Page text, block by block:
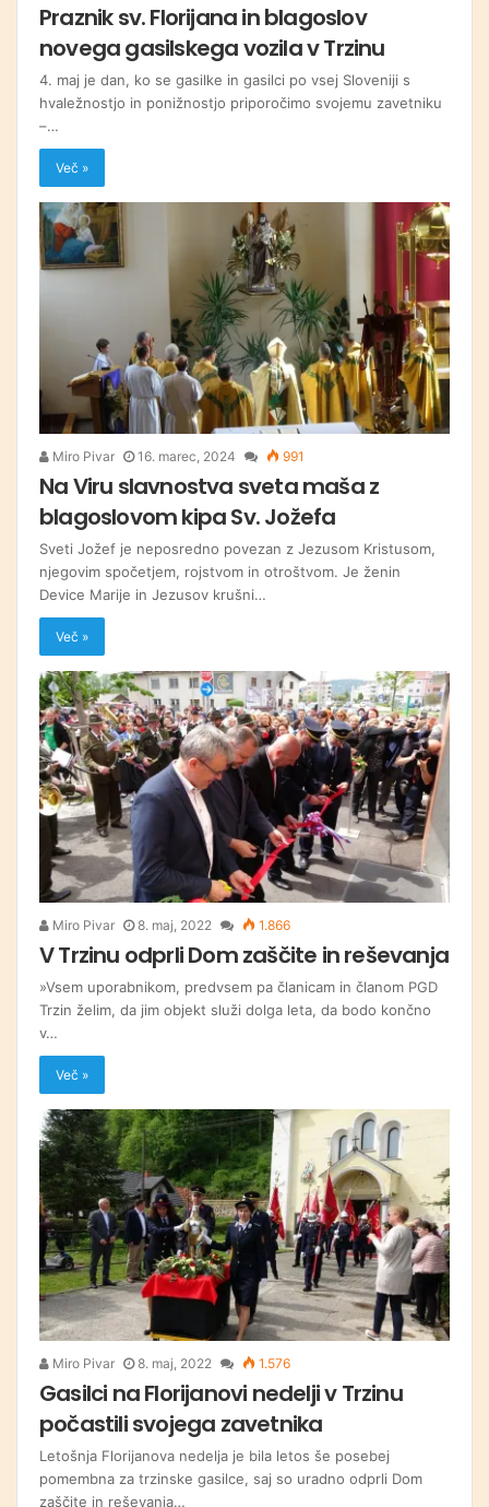
Praznik sv. Florijana in blagoslov
novega gasilskega vozila v Trzinu
4. maj je dan, ko se gasilke in gasilci po vsej Sloveniji s
hvaležnostjo in ponižnostjo priporočimo svojemu zavetniku
–…
Več »
Miro Pivar 16. marec, 2024 991
Na Viru slavnostva sveta maša z
blagoslovom kipa Sv. Jožefa
Sveti Jožef je neposredno povezan z Jezusom Kristusom,
njegovim spočetjem, rojstvom in otroštvom. Je ženin
Device Marije in Jezusov krušni…
Več »
Miro Pivar 8. maj, 2022 1.866
V Trzinu odprli Dom zaščite in reševanja
»Vsem uporabnikom, predvsem pa članicam in članom PGD
Trzin želim, da jim objekt služi dolga leta, da bodo končno
v…
Več »
Miro Pivar 8. maj, 2022 1.576
Gasilci na Florijanovi nedelji v Trzinu
počastili svojega zavetnika
Letošnja Florijanova nedelja je bila letos še posebej
pomembna za trzinske gasilce, saj so uradno odprli Dom
zaščite in reševanja…